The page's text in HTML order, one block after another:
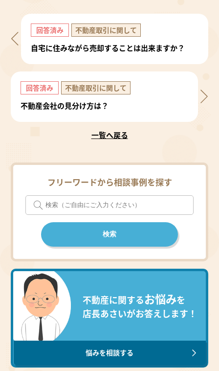
回答済み 不動産取引に関して
自宅に住みながら売却することは出来ますか？
一覧へ戻る
回答済み 不動産取引に関して
不動産会社の見分け方は？
フリーワードから相談事例を探す
不動産に関するお悩みを
店長あさいがお答えします！
悩みを相談する
・ご返答は、ホームページ上で行わせていただきま
す。
・ご返答までの期間は決まっておりませんので、予め